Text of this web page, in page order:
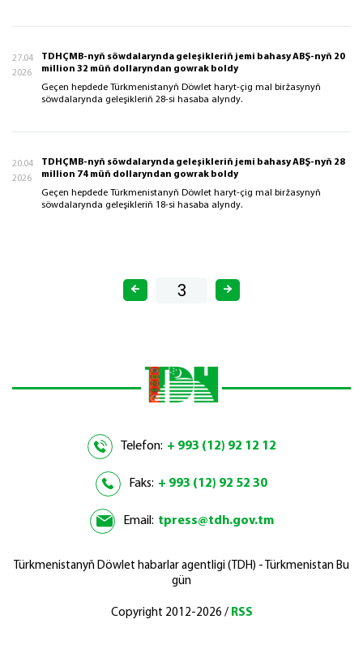
27.04
2026
TDHÇMB-nyň söwdalarynda geleşikleriň jemi bahasy ABŞ-nyň 20
million 32 müň dollaryndan gowrak boldy
Geçen hepdede Türkmenistanyň Döwlet haryt-çig mal biržasynyň
söwdalarynda geleşikleriň 28-si hasaba alyndy.
20.04
2026
TDHÇMB-nyň söwdalarynda geleşikleriň jemi bahasy ABŞ-nyň 28
million 74 müň dollaryndan gowrak boldy
Geçen hepdede Türkmenistanyň Döwlet haryt-çig mal biržasynyň
söwdalarynda geleşikleriň 18-si hasaba alyndy.
Telefon: + 993 (12) 92 12 12
Faks: + 993 (12) 92 52 30
Email: tpress@tdh.gov.tm
Türkmenistanyň Döwlet habarlar agentligi (TDH) - Türkmenistan Bu
gün
Copyright 2012-2026 / RSS